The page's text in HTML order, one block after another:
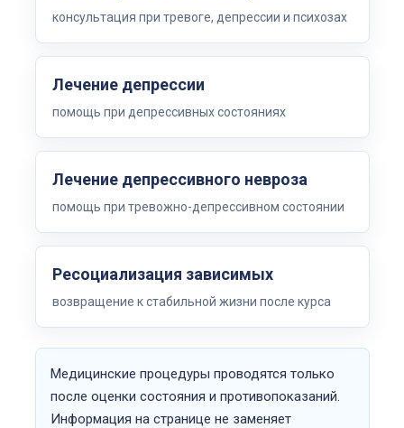
консультация при тревоге, депрессии и психозах
Лечение депрессии
помощь при депрессивных состояниях
Лечение депрессивного невроза
помощь при тревожно-депрессивном состоянии
Ресоциализация зависимых
возвращение к стабильной жизни после курса
Медицинские процедуры проводятся только
после оценки состояния и противопоказаний.
Информация на странице не заменяет